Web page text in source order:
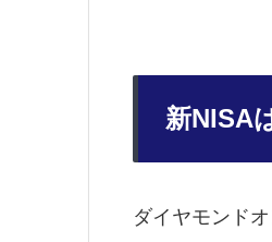
新NISA
ダイヤモンド